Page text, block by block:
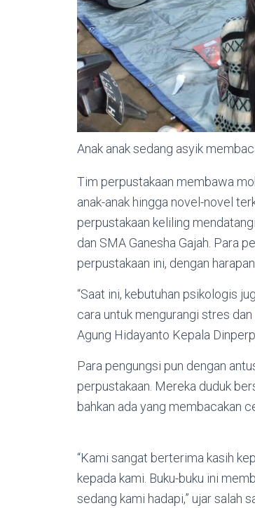
Anak anak sedang asyik
Tim perpustakaan membawa
anak-anak hingga novel-novel
perpustakaan keliling
dan SMA Ganesha Gajah. Para
perpustakaan ini, dengan
“Saat ini, kebutuhan psikologis
cara untuk mengurangi stres
Agung Hidayanto Kepala
Para pengungsi pun dengan
perpustakaan. Mereka duduk
bahkan ada yang membacakan
“Kami sangat berterima kasih
kepada kami. Buku-buku ini
sedang kami hadapi,” ujar salah